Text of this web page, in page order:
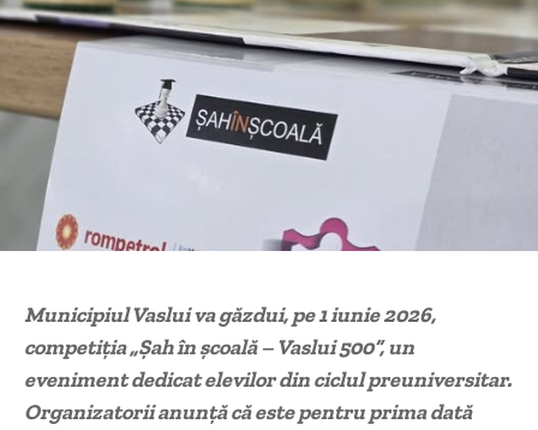
Municipiul Vaslui va găzdui, pe 1 iunie 2026,
competiția „Șah în școală – Vaslui 500”, un
eveniment dedicat elevilor din ciclul preuniversitar.
Organizatorii anunță că este pentru prima dată